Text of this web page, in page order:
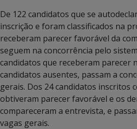
De 122 candidatos que se
inscrição e foram classificados na
receberam parecer favorável da
seguem na concorrência pelo
candidatos que receberam parecer
candidatos ausentes, passam a
gerais. Dos 24 candidatos inscritos
obtiveram parecer favorável e os
compareceram a entrevista, e
vagas gerais.